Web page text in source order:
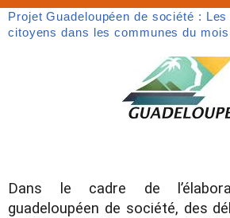
Projet Guadeloupéen de société :
citoyens dans les communes du mois
Dans le cadre de
guadeloupéen de société, des